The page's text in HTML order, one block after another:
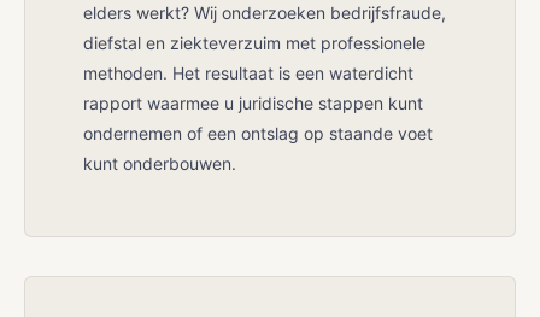
elders werkt? Wij onderzoeken bedrijfsfraude,
diefstal en ziekteverzuim met professionele
methoden. Het resultaat is een waterdicht
rapport waarmee u juridische stappen kunt
ondernemen of een ontslag op staande voet
kunt onderbouwen.